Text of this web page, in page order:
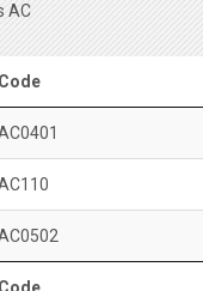
AC
Code